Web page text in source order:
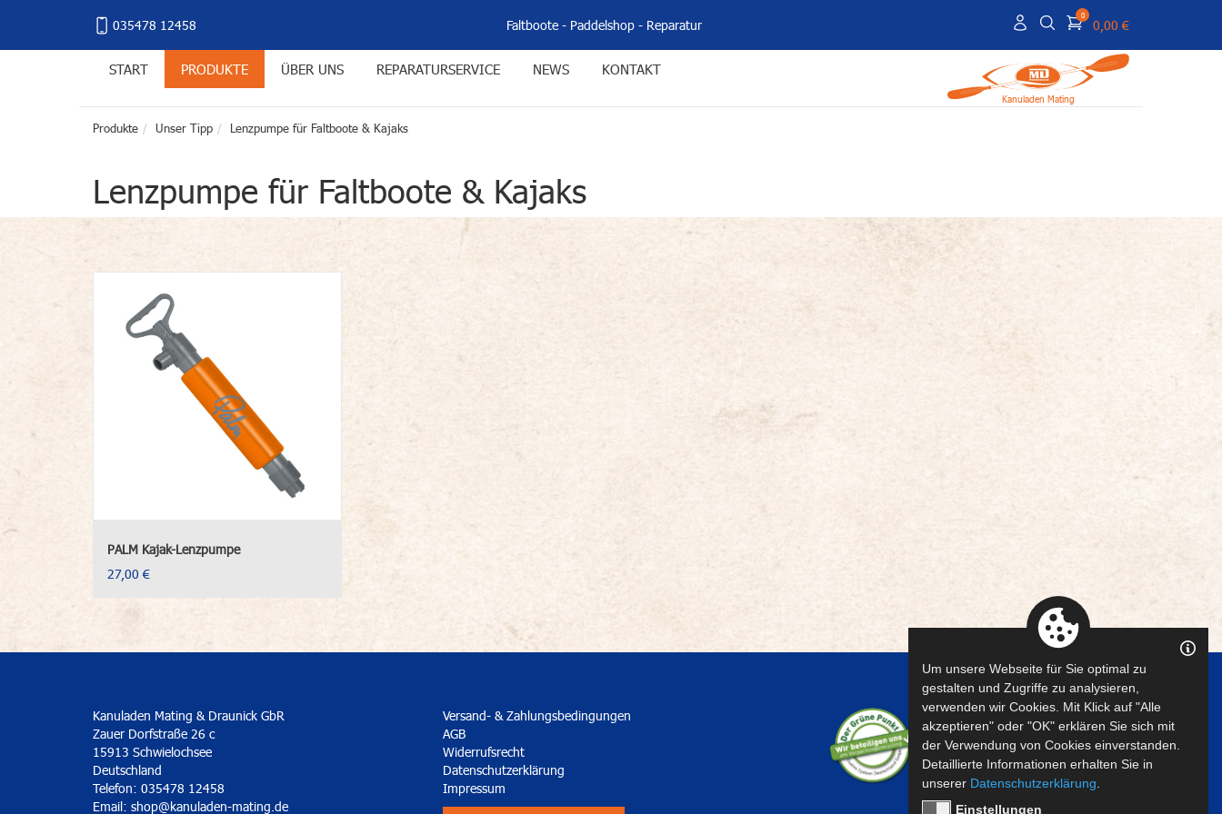
035478 12458 Faltboote- Paddelshop- Reparatur
0
0,00 €
START PRODUKTE ÜBER UNS REPARATURSERVICE NEWS KONTAKT
Kanuladen Mating
Produkte Unser Tipp Lenzpumpe für Faltboote & Kajaks
Lenzpumpe für Faltboote & Kajaks
PALM Kajak-Lenzpumpe
27,00 €
Kanuladen Mating & Draunick GbR
Zauer Dorfstraße 26 c
15913 Schwielochsee
Deutschland
Telefon: 035478 12458
Email: shop@kanuladen-mating.de
Versand- & Zahlungsbedingungen
AGB
Widerrufsrecht
Datenschutzerklärung
Impressum
Um unsere Webseite für Sie optimal zu
gestalten und Zugriffe zu analysieren,
verwenden wir Cookies. Mit Klick auf "Alle
akzeptieren" oder "OK" erklären Sie sich mit
der Verwendung von Cookies einverstanden.
Detaillierte Informationen erhalten Sie in
unserer Datenschutzerklärung
Einstellungen